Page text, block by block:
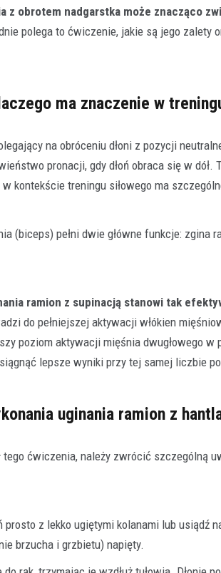
z obrotem nadgarstka może znacząco
polega to ćwiczenie, jakie są jego
ma znaczenie w
na obróceniu dłoni z pozycji
pronacji, gdy dłoń obraca się w
kontekście treningu siłowego ma
(biceps) pełni dwie główne funkcje:
ramion z supinacją stanowi tak
do pełniejszej aktywacji włókien
poziom aktywacji mięśnia dwugłowego
lepsze wyniki przy tej samej liczbie
uginania ramion z
tego ćwiczenia, należy zwrócić szczególną
prosto z lekko ugiętymi kolanami lub usiądź
brzucha i grzbietu) napięty.